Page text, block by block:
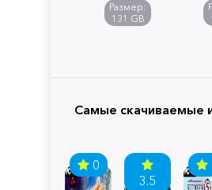
Размер:
131 GB
Самые скачиваемые
0
3.5